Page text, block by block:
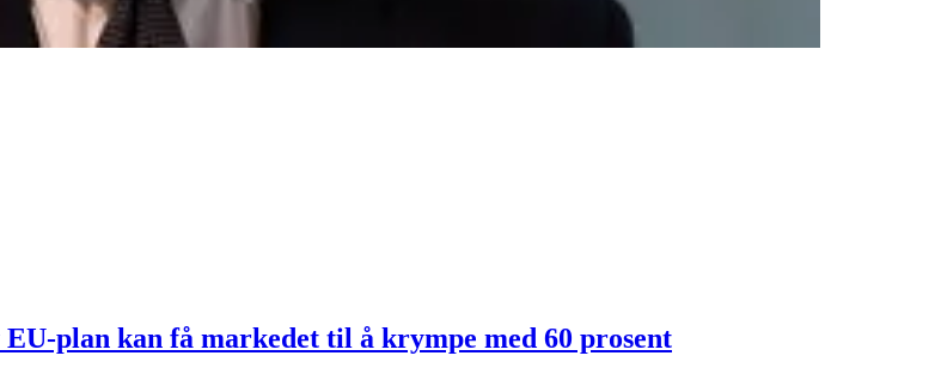
plan kan få markedet til å krympe med 60 prosent